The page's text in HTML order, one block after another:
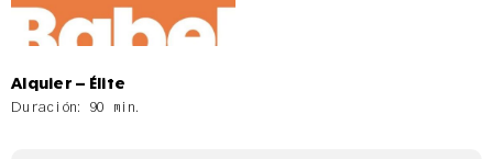
Alquier – Élite
Duración: 90 min.